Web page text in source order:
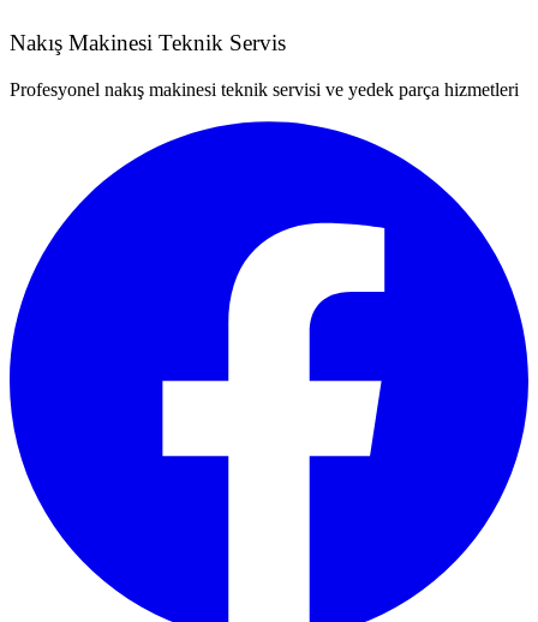
Nakış Makinesi Teknik Servis
Profesyonel nakış makinesi teknik servisi ve yedek parça hizmetleri